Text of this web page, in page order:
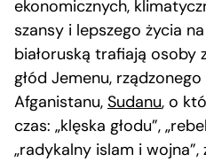
ekonomicznych,
szansy i lepszego życia
białoruską trafiają osoby
głód Jemenu,
Afganistanu, Sudanu, o
czas: „klęska głodu”,
„radykalny islam i